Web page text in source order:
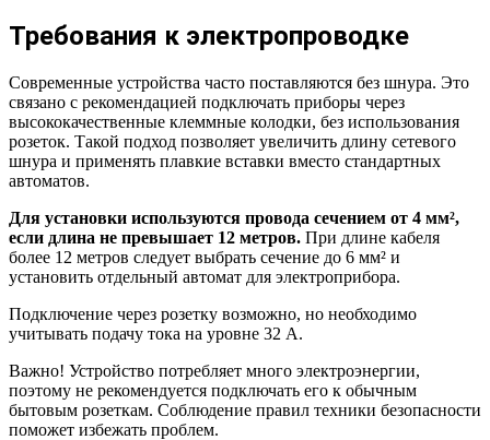
Требования к электропроводке
Современные устройства часто поставляются без шнура. Это
связано с рекомендацией подключать приборы через
высококачественные клеммные колодки, без использования
розеток. Такой подход позволяет увеличить длину сетевого
шнура и применять плавкие вставки вместо стандартных
автоматов.
Для установки используются провода сечением от 4 мм²,
если длина не превышает 12 метров. При длине кабеля
более 12 метров следует выбрать сечение до 6 мм² и
установить отдельный автомат для электроприбора.
Подключение через розетку возможно, но необходимо
учитывать подачу тока на уровне 32 А.
Важно! Устройство потребляет много электроэнергии,
поэтому не рекомендуется подключать его к обычным
бытовым розеткам. Соблюдение правил техники безопасности
поможет избежать проблем.